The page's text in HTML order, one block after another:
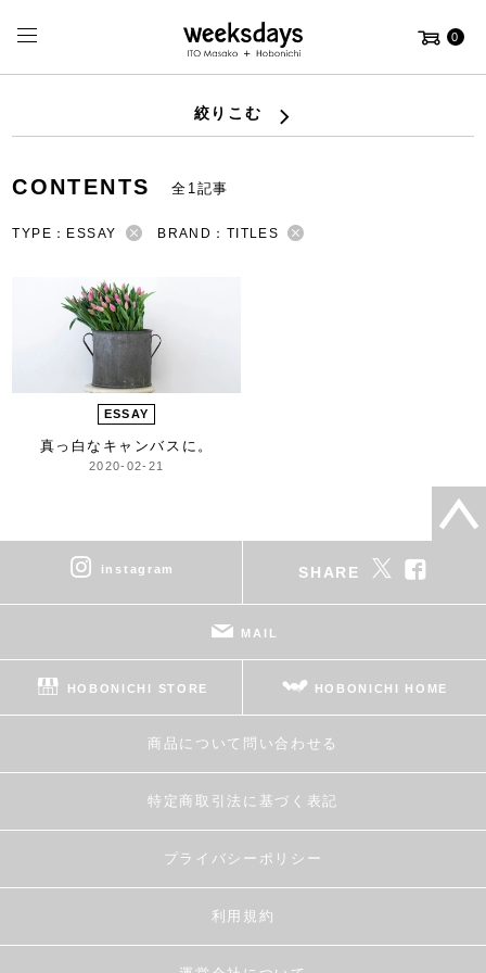
0
絞りこむ
CONTENTS 全1記事
TYPE：ESSAY BRAND：TITLES
ESSAY
真っ白なキャンバスに。
2020-02-21
instagram SHARE
MAIL
HOBONICHI STORE HOBONICHI HOME
商品について問い合わせる
特定商取引法に基づく表記
プライバシーポリシー
利用規約